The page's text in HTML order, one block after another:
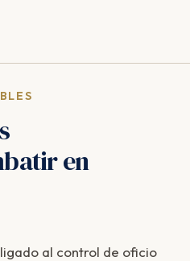
en
al control de oficio